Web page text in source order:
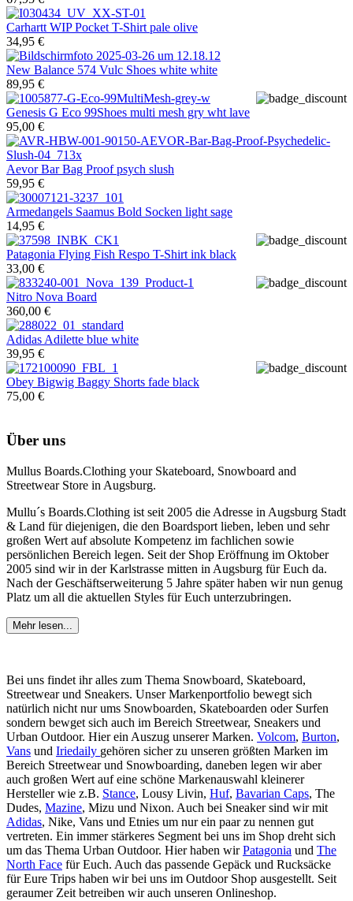
Carhartt WIPPocket T-Shirt pale olive
34,95 €
New Balance 574 Vulc Shoes white white
89,95 €
Genesis G Eco 99Shoes multi mesh gry wht lave
95,00 €
AevorBar Bag Proof psych slush
59,95 €
Armedangels Saamus Bold Socken light sage
14,95 €
Patagonia Flying Fish Respo T-Shirt ink black
33,00 €
Nitro Nova Board
360,00 €
Adidas Adilette blue white
39,95 €
Obey Bigwig Baggy Shorts fade black
75,00 €
Über uns
Mullus Boards.Clothing your Skateboard, Snowboard and
Streetwear Store in Augsburg.
Mullu´s Boards.Clothing ist seit 2005 die Adresse in Augsburg Stadt
& Land für diejenigen, die den Boardsport lieben, leben und sehr
großen Wert auf absolute Kompetenz im fachlichen sowie
persönlichen Bereich legen. Seit der Shop Eröffnung im Oktober
2005 sind wir in der Karlstrasse mitten in Augsburg für Euch da.
Nach der Geschäftserweiterung 5 Jahre später haben wir nun genug
Platz um all die aktuellen Styles für Euch unterzubringen.
Mehr lesen...
Bei uns findet ihr alles zum Thema Snowboard, Skateboard,
Streetwear und Sneakers. Unser Markenportfolio bewegt sich
natürlich nicht nur ums Snowboarden, Skateboarden oder Surfen
sondern bewget sich auch im Bereich Streetwear, Sneakers und
Urban Outdoor. Hier ein Auszug unserer Marken. Volcom, Burton,
Vans und Iriedaily gehören sicher zu unseren größten Marken im
Bereich Streetwear und Snowboarding, daneben legen wir aber
auch großen Wert auf eine schöne Markenauswahl kleinerer
Hersteller wie z.B. Stance, Lousy Livin, Huf, Bavarian Caps, The
Dudes, Mazine, Mizu und Nixon. Auch bei Sneaker sind wir mit
Adidas, Nike, Vans und Etnies um nur ein paar zu nennen gut
vertreten. Ein immer stärkeres Segment bei uns im Shop dreht sich
um das Thema Urban Outdoor. Hier haben wirPatagonia und The
North Face für Euch. Auch das passende Gepäck und Rucksäcke
für Eure Trips haben wir bei uns im Outdoor Shop ausgestellt. Seit
geraumer Zeit betreiben wir auch unseren Onlineshop.